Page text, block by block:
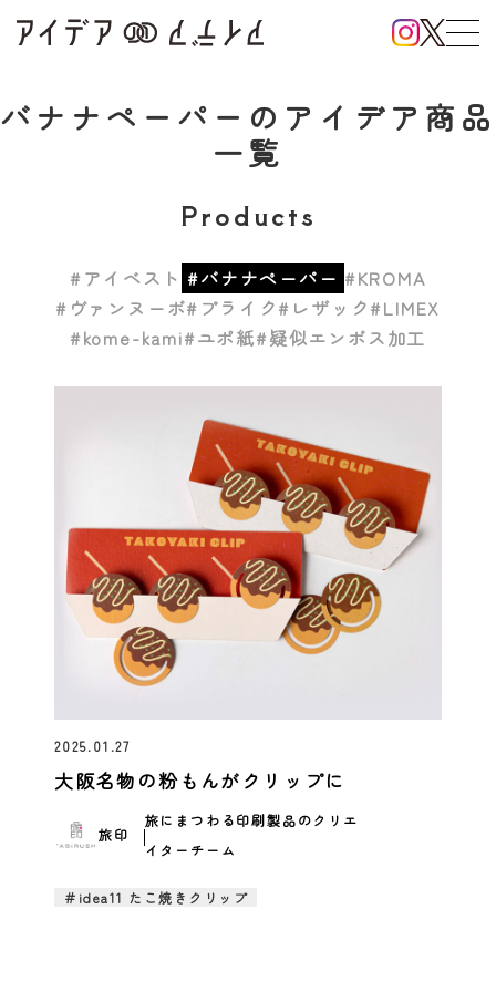
バナナペーパー のアイデア商品
一覧
Products
#アイベスト #バナナペーパー #KROMA
#ヴァンヌーボ#プライク#レザック#LIMEX
#kome-kami#ユポ紙#疑似エンボス加工
2025.01.27
大阪名物の粉もんがクリップに
旅印
旅にまつわる印刷製品のクリエ
イターチーム
＃idea11 たこ焼きクリップ